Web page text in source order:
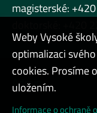
magisterské:
Admin
Cookies a ochrana
Weby Vysoké
optimalizaci
cookies. Prosíme
uložením.
Informace o ochraně